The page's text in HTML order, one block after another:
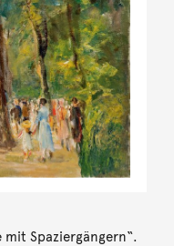
mit Spaziergängern“.